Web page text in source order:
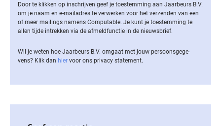
Door te klikken op inschrijven geef je toestemming aan Jaarbeurs B.V.
om je naam en e-mailadres te verwerken voor het verzenden van een
of meer mailings namens Computable. Je kunt je toestemming te
allen tijde intrekken via de af­meld­func­tie in de nieuwsbrief.
Wil je weten hoe Jaarbeurs B.V. omgaat met jouw per­soons­ge­ge­
vens? Klik dan hier voor ons privacy statement.